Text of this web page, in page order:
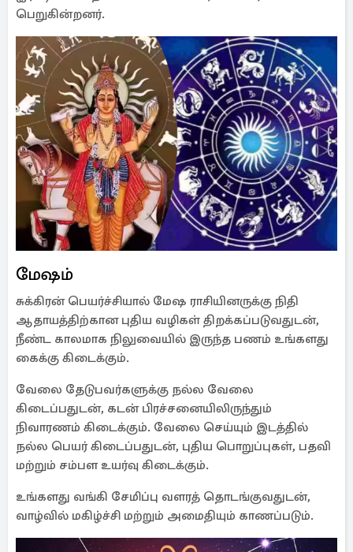
பெறுகின்றனர்.
மேஷம்
சுக்கிரன் பெயர்ச்சியால் மேஷ ராசியினருக்கு நிதி
ஆதாயத்திற்கான புதிய வழிகள் திறக்கப்படுவதுடன்,
நீண்ட காலமாக நிலுவையில் இருந்த பணம் உங்களது
கைக்கு கிடைக்கும்.
வேலை தேடுபவர்களுக்கு நல்ல வேலை
கிடைப்பதுடன், கடன் பிரச்சனையிலிருந்தும்
நிவாரணம் கிடைக்கும். வேலை செய்யும் இடத்தில்
நல்ல பெயர் கிடைப்பதுடன், புதிய பொறுப்புகள், பதவி
மற்றும் சம்பள உயர்வு கிடைக்கும்.
உங்களது வங்கி சேமிப்பு வளரத் தொடங்குவதுடன்,
வாழ்வில் மகிழ்ச்சி மற்றும் அமைதியும் காணப்படும்.